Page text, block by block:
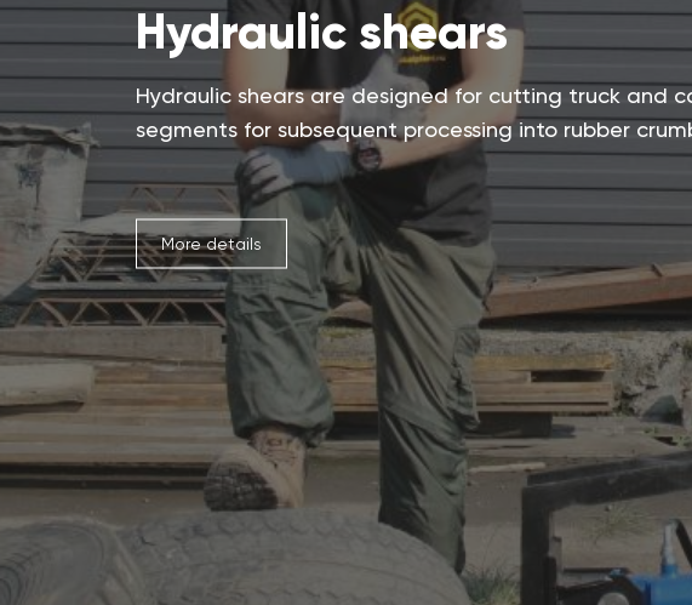
Hydraulic shears
Hydraulic shears are designed for cutting truck and
segments for subsequent processing into rubber
More details